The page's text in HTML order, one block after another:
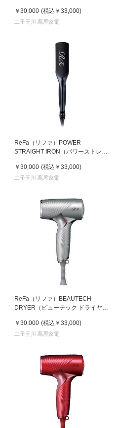
￥30,000 (税込 ￥33,000)
二子玉川 蔦屋家電
ReFa（リファ）POWER
STRAIGHT IRON（パワーストレー
￥30,000 (税込 ￥33,000)
二子玉川 蔦屋家電
ReFa（リファ）BEAUTECH
DRYER（ビューテック ドライヤ
￥30,000 (税込 ￥33,000)
二子玉川 蔦屋家電